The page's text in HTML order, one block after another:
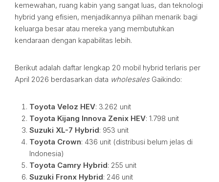
kemewahan, ruang kabin yang sangat luas, dan teknologi
hybrid yang efisien, menjadikannya pilihan menarik bagi
keluarga besar atau mereka yang membutuhkan
kendaraan dengan kapabilitas lebih.
Berikut adalah daftar lengkap 20 mobil hybrid terlaris per
April 2026 berdasarkan data wholesalesGaikindo:
Toyota Veloz HEV: 3.262 unit
Toyota Kijang Innova Zenix HEV: 1.798 unit
Suzuki XL-7 Hybrid: 953 unit
Toyota Crown: 436 unit (distribusi belum jelas di
Indonesia)
Toyota Camry Hybrid: 255 unit
Suzuki Fronx Hybrid: 246 unit